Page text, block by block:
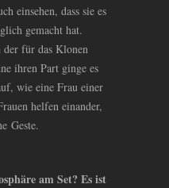
einsehen, dass sie es
gemacht hat.
für das Klonen
ihren Part ginge es
wie eine Frau einer
helfen einander,
Geste.
am Set? Es ist